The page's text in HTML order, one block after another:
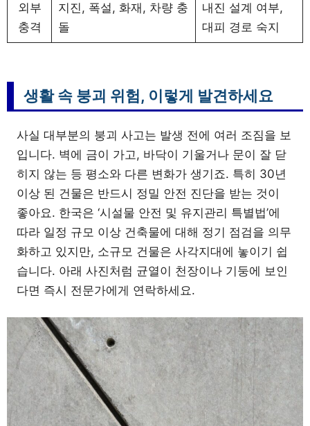
외부
충격
지진, 폭설, 화재, 차량 충
돌
내진 설계 여부,
대피 경로 숙지
생활 속 붕괴 위험, 이렇게 발견하세요
사실 대부분의 붕괴 사고는 발생 전에 여러 조짐을 보
입니다. 벽에 금이 가고, 바닥이 기울거나 문이 잘 닫
히지 않는 등 평소와 다른 변화가 생기죠. 특히 30년
이상 된 건물은 반드시 정밀 안전 진단을 받는 것이
좋아요. 한국은 ‘시설물 안전 및 유지관리 특별법’에
따라 일정 규모 이상 건축물에 대해 정기 점검을 의무
화하고 있지만, 소규모 건물은 사각지대에 놓이기 쉽
습니다. 아래 사진처럼 균열이 천장이나 기둥에 보인
다면 즉시 전문가에게 연락하세요.